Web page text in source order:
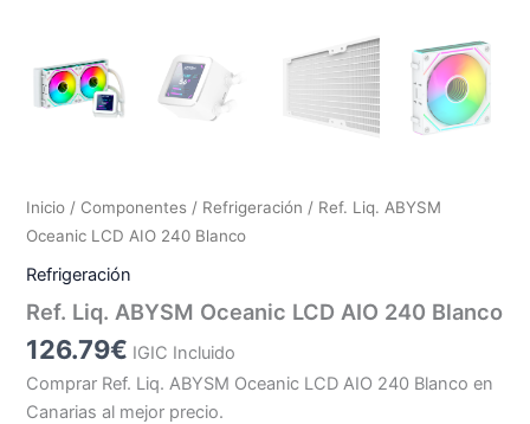
Inicio / Componentes / Refrigeración / Ref. Liq. ABYSM
Oceanic LCD AIO 240 Blanco
Refrigeración
Ref. Liq. ABYSM Oceanic LCD AIO 240 Blanco
126.79€ IGIC Incluido
Comprar Ref. Liq. ABYSM Oceanic LCD AIO 240 Blanco en
Canarias al mejor precio.